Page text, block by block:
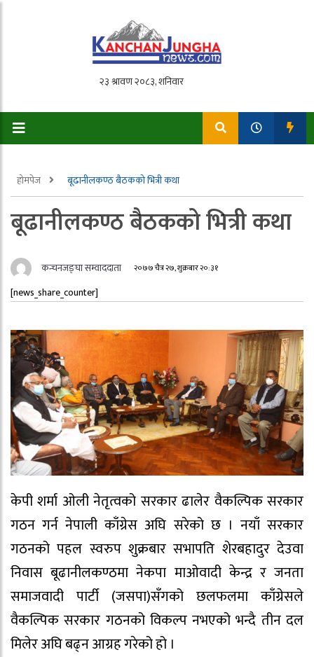
होमपेज बूढानीलकण्ठ बैठकको भित्री कथा
बूढानीलकण्ठ बैठकको भित्री कथा
कन्चनजङ्घा सम्वाददाता २०७७ चैत्र २७, शुक्रबार २०:३१
[news_share_counter]
केपी शर्मा ओली नेतृत्वको सरकार ढालेर वैकल्पिक सरकार
गठन गर्न नेपाली काँग्रेस अघि सरेको छ । नयाँ सरकार
गठनको पहल स्वरुप शुक्रबार सभापति शेरबहादुर देउवा
निवास बूढानीलकण्ठमा नेकपा माओवादी केन्द्र र जनता
समाजवादी पार्टी (जसपा)सँगको छलफलमा काँग्रेसले
वैकल्पिक सरकार गठनको विकल्प नभएको भन्दै तीन दल
मिलेर अघि बढ्न आग्रह गरेको हो ।